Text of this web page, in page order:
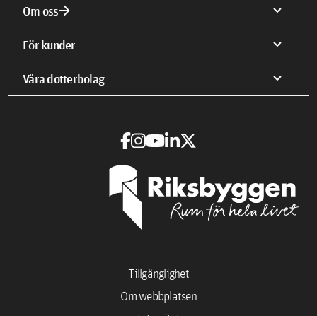
Om ossarrow_forward expand_more
För kunder expand_more
Våra dotterbolag expand_more
Om webbplatsen
Tillgänglighet